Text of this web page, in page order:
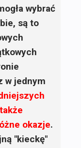
wybrać
są to
w jednym
okazje.
"kieckę"